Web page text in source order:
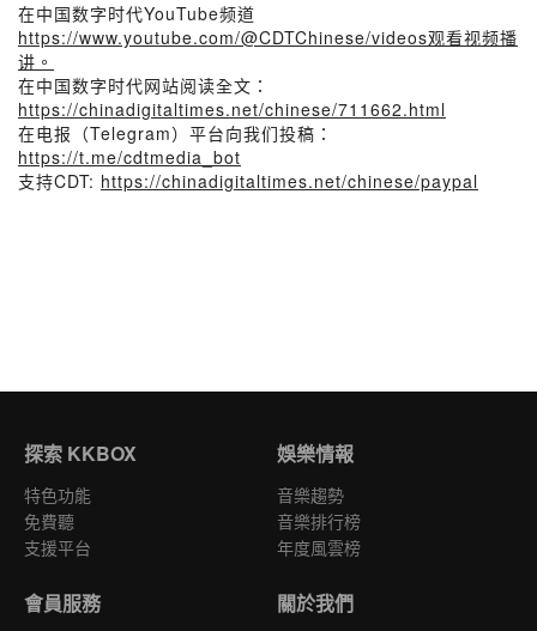
在中国数字时代YouTube频道
https://www.youtube.com/@CDTChinese/videos观看视频播
讲。
在中国数字时代网站阅读全文：
https://chinadigitaltimes.net/chinese/711662.html
在电报（Telegram）平台向我们投稿：
https://t.me/cdtmedia_bot
支持CDT: https://chinadigitaltimes.net/chinese/paypal
探索 KKBOX
特色功能
免費聽
支援平台
娛樂情報
音樂趨勢
音樂排行榜
年度風雲榜
會員服務 關於我們